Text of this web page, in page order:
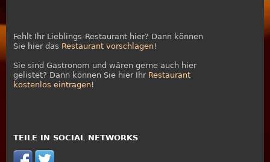
Fehlt Ihr Lieblings-Restaurant hier? Dann können
Sie hier das Restaurant vorschlagen!
Sie sind Gastronom und wären gerne auch hier
gelistet? Dann können Sie hier Ihr Restaurant
kostenlos eintragen!
TEILE IN SOCIAL NETWORKS